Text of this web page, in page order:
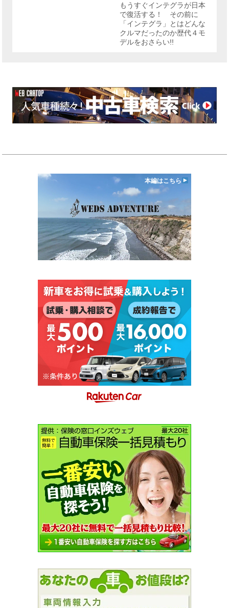
もうすぐインテグラが日本
で復活する！ その前に
「インテグラ」とはどんな
クルマだったのか歴代４モ
デルをおさらい!!
本編はこちら